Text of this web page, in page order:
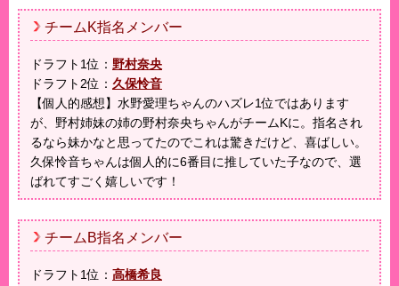
チームK指名メンバー
ドラフト1位： 野村奈央
ドラフト2位： 久保怜音
【個人的感想】水野愛理ちゃんのハズレ1位ではあります
が、野村姉妹の姉の野村奈央ちゃんがチームKに。指名され
るなら妹かなと思ってたのでこれは驚きだけど、喜ばしい。
久保怜音ちゃんは個人的に6番目に推していた子なので、選
ばれてすごく嬉しいです！
チームB指名メンバー
ドラフト1位： 高橋希良